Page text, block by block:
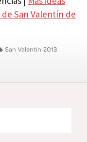
San Valentín de
San Valentín 2013